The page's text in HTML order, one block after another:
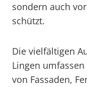
sondern auch
schützt.
Die vielfältigen
Lingen
von Fassaden,